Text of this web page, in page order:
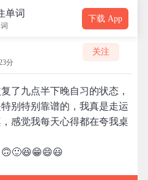
单词 下载 App
分
关注
了九点半下晚自习的状态，
别特别靠谱的，我真是走运
感觉我每天心得都在夸我桌